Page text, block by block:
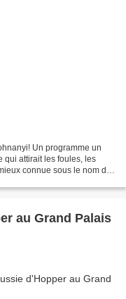
Un programme un
qui attirait les foules, les
connue sous le nom de
au Grand Palais